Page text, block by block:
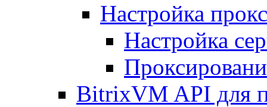
Настройка
Настройка
BitrixVM API для